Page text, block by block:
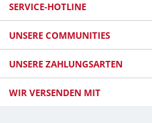
SERVICE-HOTLINE
UNSERE COMMUNITIES
UNSERE ZAHLUNGSARTEN
WIR VERSENDEN MIT